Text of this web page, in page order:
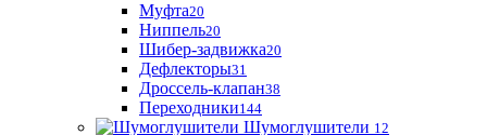
Муфта20
Ниппель20
Шибер-задвижка20
Дефлекторы31
Дроссель-клапан38
Переходники144
Шумоглушители 12